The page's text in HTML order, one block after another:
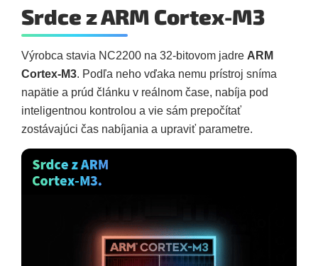
Srdce z ARM Cortex-M3
Výrobca stavia NC2200 na 32-bitovom jadre ARM
Cortex-M3. Podľa neho vďaka nemu prístroj sníma
napätie a prúd článku v reálnom čase, nabíja pod
inteligentnou kontrolou a vie sám prepočítať
zostávajúci čas nabíjania a upraviť parametre.